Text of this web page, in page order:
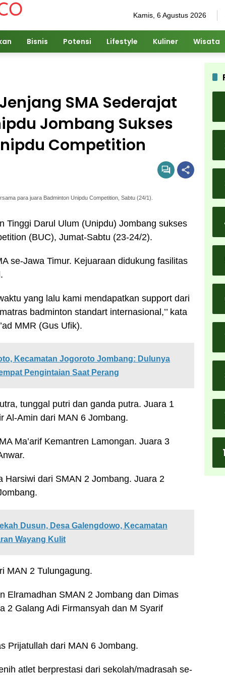
Kamis, 6 Agustus 2026
Bisnis Potensi Lifestyle Kuliner Wisata
SMA Sederajat
Jombang Sukses
Competition
para juara Badminton Unipdu Competition, Sabtu (24/1).
Tinggi Darul Ulum (Unipdu) Jombang sukses
(BUC), Jumat-Sabtu (23-24/2).
se-Jawa Timur. Kejuaraan didukung fasilitas
yang lalu kami mendapatkan support dari
badminton standart internasional,’’ kata
MMR (Gus Ufik).
Kecamatan Jogoroto Jombang: Dulunya
Pengintaian Saat Perang
tunggal putri dan ganda putra. Juara 1
Al-Amin dari MAN 6 Jombang.
Ma’arif Kemantren Lamongan. Juara 3
Harsiwi dari SMAN 2 Jombang. Juara 2
Dusun, Desa Galengdowo, Kecamatan
Wayang Kulit
MAN 2 Tulungagung.
Elramadhan SMAN 2 Jombang dan Dimas
2 Galang Adi Firmansyah dan M Syarif
Prijatullah dari MAN 6 Jombang.
atlet berprestasi dari sekolah/madrasah se-